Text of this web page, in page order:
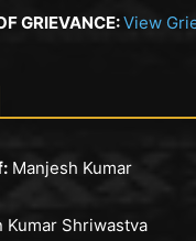
GRIEVANCE:View
Manjesh Kumar
Kumar Shriwastva